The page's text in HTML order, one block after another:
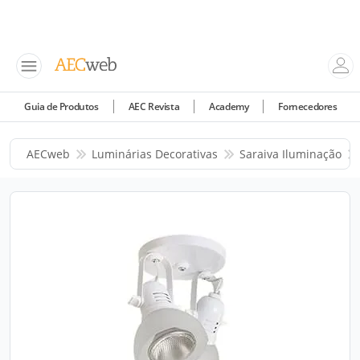
Guia de Produtos AEC Revista Academy Fornecedores
AECweb Luminárias Decorativas Saraiva Iluminação